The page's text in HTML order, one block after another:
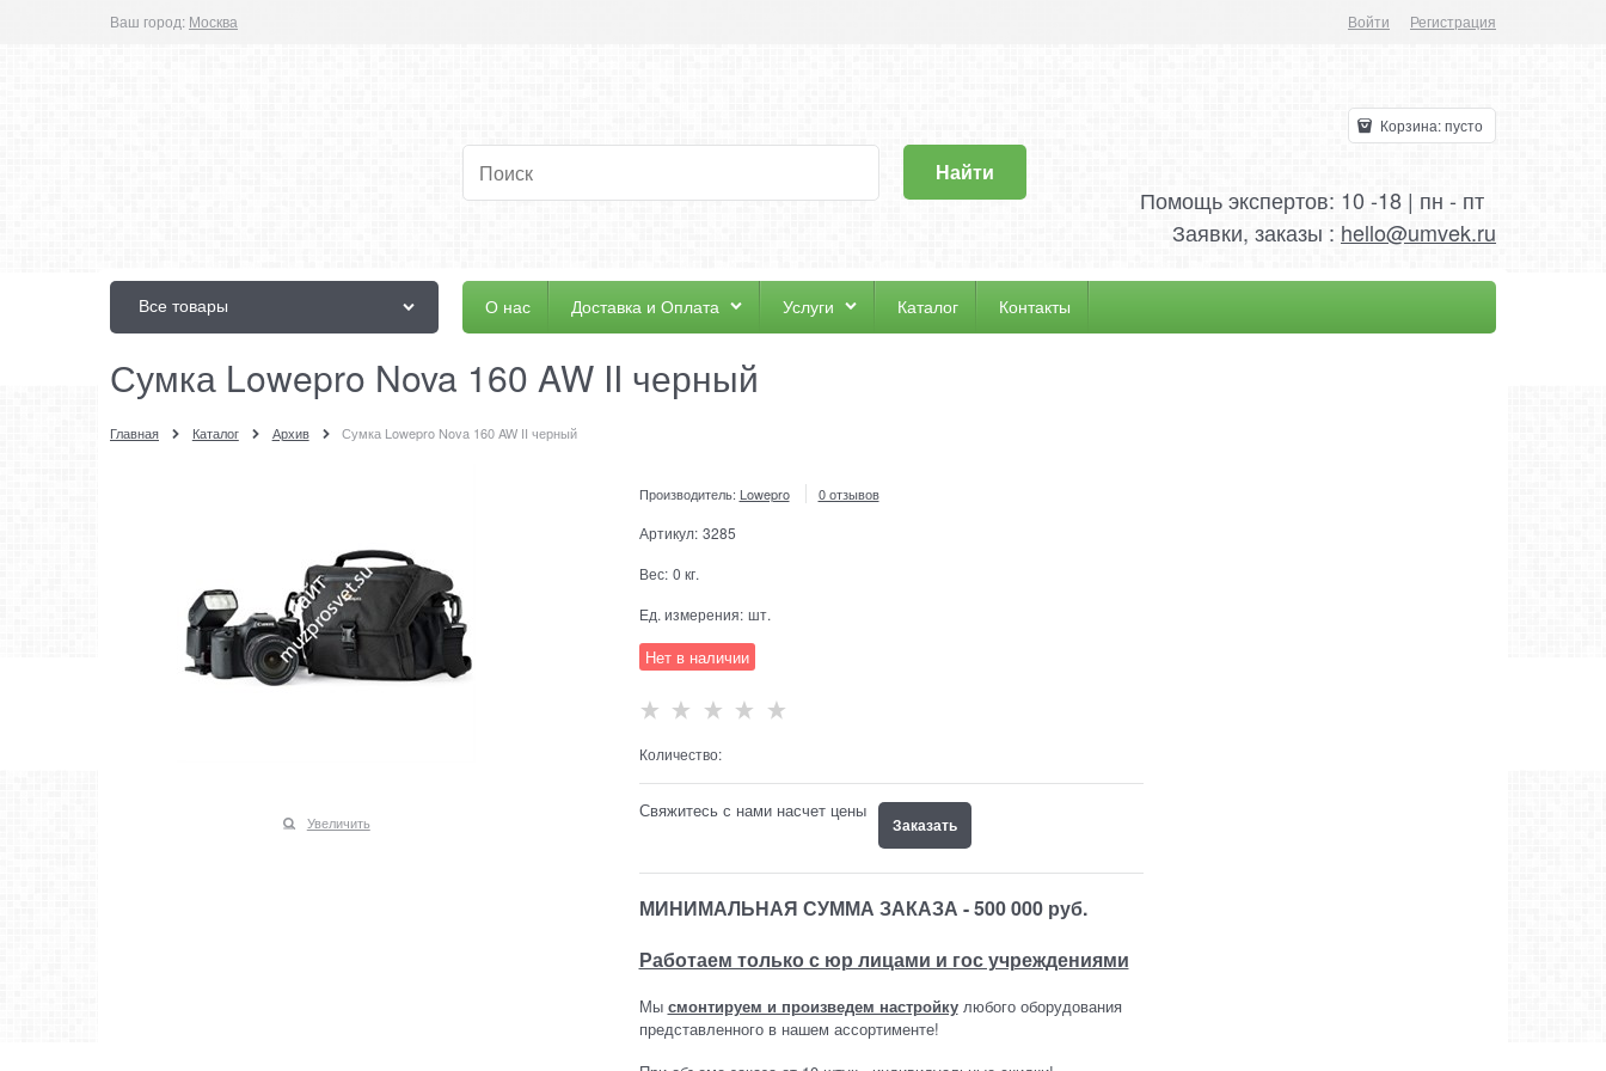
Ваш город: Москва Войти Регистрация
Найти
Корзина:пусто
Помощь экспертов: 10 -18 | пн - пт
Заявки, заказы : hello@umvek.ru
Все товары О нас Доставка и Оплата Услуги Каталог Контакты
Сумка Lowepro Nova 160 AW II черный
Главная Каталог Архив Сумка Lowepro Nova 160 AW II черный
Увеличить
Производитель: Lowepro 0 отзывов
Артикул: 3285
Вес: 0 кг.
Ед. измерения: шт.
Нет в наличии
Количество:
Свяжитесь с нами насчет цены
Заказать
МИНИМАЛЬНАЯ СУММА ЗАКАЗА - 500 000 руб.
Работаем только с юр лицами и гос учреждениями
Мы смонтируем и произведем настройкулюбого оборудования
представленного в нашем ассортименте!